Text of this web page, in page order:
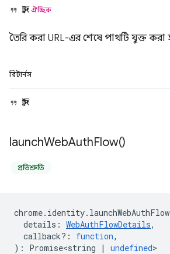
স্ট্রিং ঐচ্ছিক
তৈরি করা URL-এর শেষে পাথটি যুক্ত করা
রিটার্নস
স্ট্রিং
launchWebAuthFlow()
প্রতিশ্রুতি
chrome. identity. launchWebAuthFlow
details : WebAuthFlowDetails,
callback? : function,
) : Promise<string | undefined>